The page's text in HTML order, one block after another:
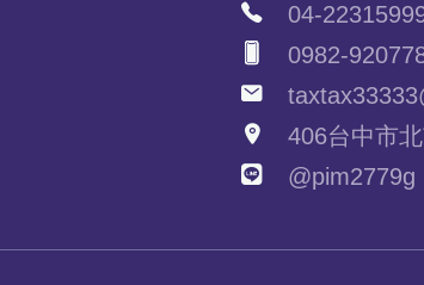
04-
0982-
406台中市北
@pim2779g